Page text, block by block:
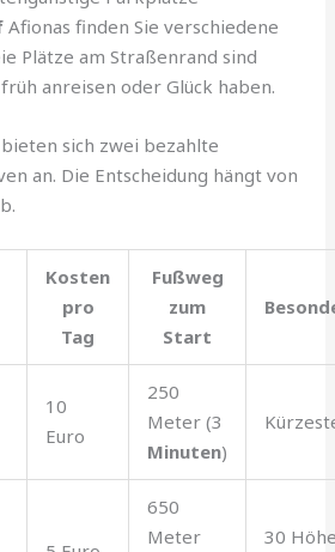
Afionas finden Sie verschiedene
Plätze am Straßenrand sind
anreisen oder Glück haben.
sich zwei bezahlte
an. Die Entscheidung hängt von
Kosten
pro
Tag
Fußweg
zum
Start
10
Euro
250
Meter (3
Minuten)
650
Meter
30